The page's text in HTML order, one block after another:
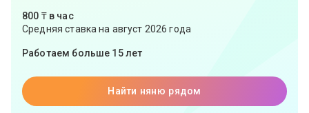
800 ₸ в час
Средняя ставка на август 2026 года
Работаем больше 15 лет
Найти няню рядом